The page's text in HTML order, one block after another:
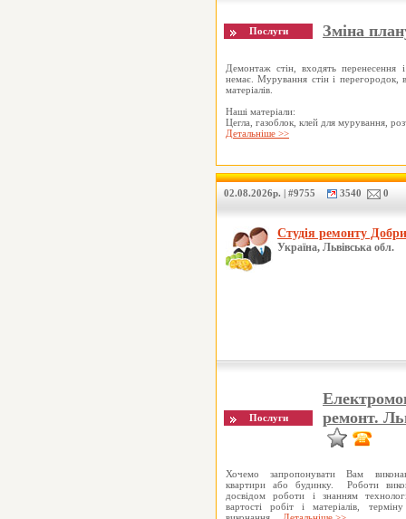
Зміна
Демонтаж стін, входять перенесення і
немає. Мурування стін і перегородок,
матеріалів.
Наші матеріали:
Цегла, газоблок, клей для мурування,
Детальніше >>
02.08.2026р. | #9755 3540 0
Студія ремонту
Україна, Львівська обл.
ремонт.
Хочемо запропонувати Вам
квартири або будинку. Роботи
досвідом роботи і знанням
вартості робіт і матеріалів,